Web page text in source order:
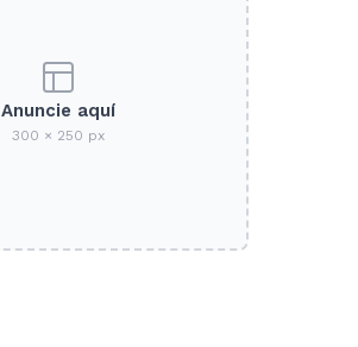
Anuncie aquí
300 × 250 px